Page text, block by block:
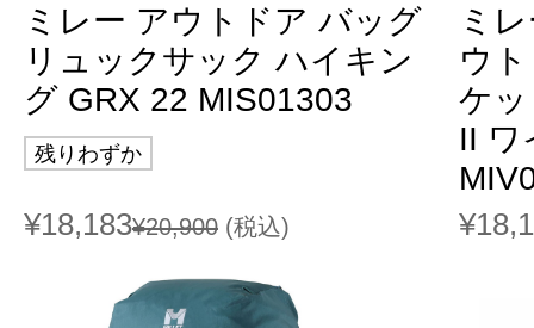
ミレー アウトドア バッグ
リュックサック ハイキン
グ GRX 22 MIS01303
残りわずか
¥18,183¥20,900 (税込)
ミ
ウ
ケ
II ワ